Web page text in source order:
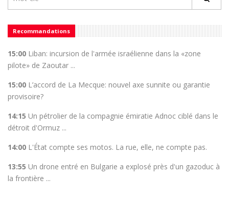
Recommandations
15:00 Liban: incursion de l'armée israélienne dans la «zone
pilote» de Zaoutar ...
15:00 L’accord de La Mecque: nouvel axe sunnite ou garantie
provisoire?
14:15 Un pétrolier de la compagnie émiratie Adnoc ciblé dans le
détroit d'Ormuz ...
14:00 L'État compte ses motos. La rue, elle, ne compte pas.
13:55 Un drone entré en Bulgarie a explosé près d'un gazoduc à
la frontière ...